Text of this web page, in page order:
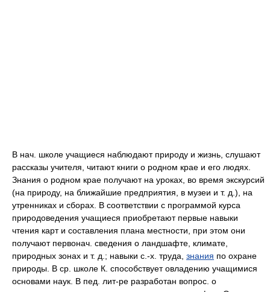
В нач. школе учащиеся наблюдают природу и жизнь, слушают
рассказы учителя, читают книги о родном крае и его людях.
Знания о родном крае получают на уроках, во время экскурсий
(на природу, на ближайшие предприятия, в музеи и т. д.), на
утренниках и сборах. В соответствии с программой курса
природоведения учащиеся приобретают первые навыки
чтения карт и составления плана местности, при этом они
получают первонач. сведения о ландшафте, климате,
природных зонах и т. д.; навыки с.-х. труда, знания по охране
природы. В ср. школе К. способствует овладению учащимися
основами наук. В пед. лит-ре разработан вопрос. о